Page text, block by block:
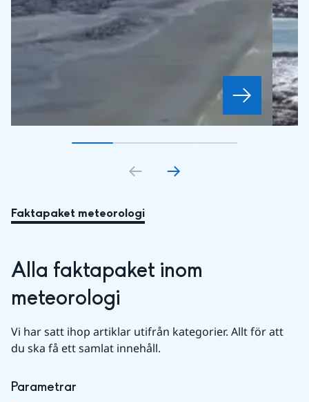
Gå till bildkort1
Gå till bildkort2
Gå till bildkort3
Gå till bildkort
Faktapaket meteorologi
Alla faktapaket inom
meteorologi
Vi har satt ihop artiklar utifrån kategorier. Allt för att
du ska få ett samlat innehåll.
Parametrar